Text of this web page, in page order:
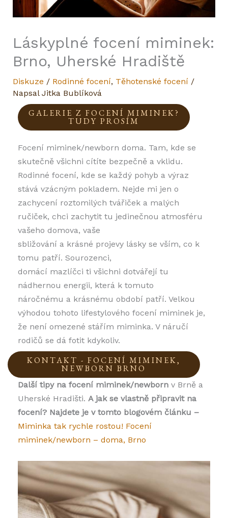
Láskyplné focení miminek:
Brno, Uherské Hradiště
Diskuze / Rodinné focení, Těhotenské focení /
Napsal Jitka Bublíková
GALERIE Z FOCENÍ MIMINEK?
TUDY PROSÍM
Focení miminek/newborn doma. Tam, kde se
skutečně všichni cítíte bezpečně a vklidu.
Rodinné focení, kde se každý pohyb a výraz
stává vzácným pokladem. Nejde mi jen o
zachycení roztomilých tvářiček a malých
ručiček, chci zachytit tu jedinečnou atmosféru
vašeho domova, vaše
sbližování a krásné projevy lásky se vším, co k
tomu patří. Sourozenci,
domácí mazlíčci ti všichni dotvářejí tu
nádhernou energii, která k tomuto
náročnému a krásnému období patří. Velkou
výhodou tohoto lifestylového focení miminek je,
že není omezené stářím miminka. V náručí
rodičů se dá fotit kdykoliv.
KONTAKT - FOCENÍ MIMINEK,
NEWBORN BRNO
Další tipy na focení miminek/newborn v Brně a
Uherské Hradišti. A jak se vlastně připravit na
focení? Najdete je v tomto blogovém článku –
Miminka tak rychle rostou! Focení
miminek/newborn – doma, Brno